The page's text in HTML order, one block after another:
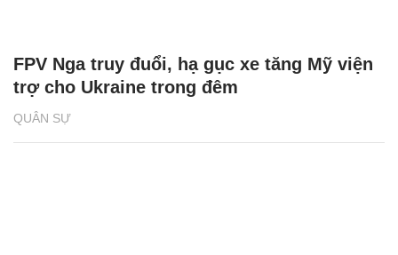
QUÂN SỰ
FPV Nga truy đuổi, hạ gục xe tăng Mỹ viện
trợ cho Ukraine trong đêm